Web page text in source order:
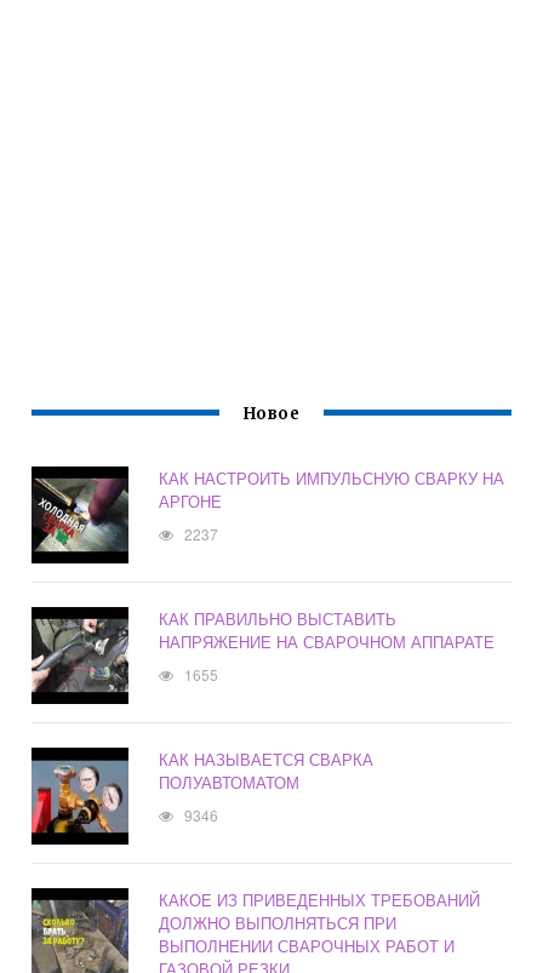
Новое
КАК НАСТРОИТЬ ИМПУЛЬСНУЮ СВАРКУ НА
АРГОНЕ
2237
КАК ПРАВИЛЬНО ВЫСТАВИТЬ
НАПРЯЖЕНИЕ НА СВАРОЧНОМ АППАРАТЕ
1655
КАК НАЗЫВАЕТСЯ СВАРКА
ПОЛУАВТОМАТОМ
9346
КАКОЕ ИЗ ПРИВЕДЕННЫХ ТРЕБОВАНИЙ
ДОЛЖНО ВЫПОЛНЯТЬСЯ ПРИ
ВЫПОЛНЕНИИ СВАРОЧНЫХ РАБОТ И